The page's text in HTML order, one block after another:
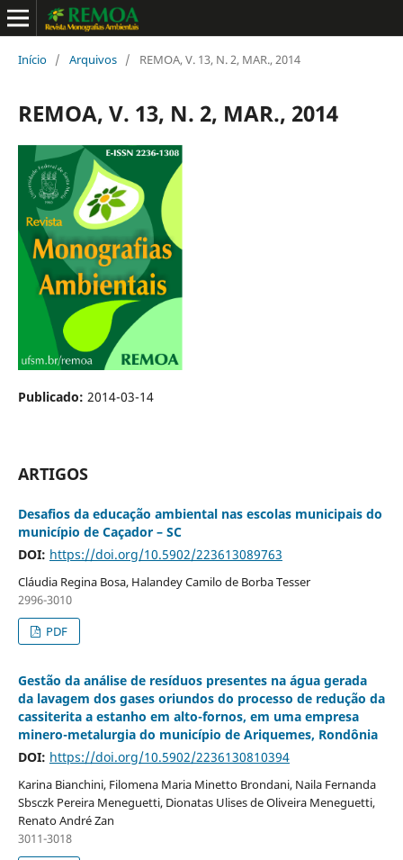
Início / Arquivos / REMOA, V. 13, N. 2, MAR., 2014
REMOA, V. 13, N. 2, MAR., 2014
Publicado: 2014-03-14
ARTIGOS
Desafios da educação ambiental nas escolas municipais do
município de Caçador – SC
DOI: https://doi.org/10.5902/223613089763
Cláudia Regina Bosa, Halandey Camilo de Borba Tesser
2996-3010
PDF
Gestão da análise de resíduos presentes na água gerada
da lavagem dos gases oriundos do processo de redução da
cassiterita a estanho em alto-fornos, em uma empresa
minero-metalurgia do município de Ariquemes, Rondônia
DOI: https://doi.org/10.5902/2236130810394
Karina Bianchini, Filomena Maria Minetto Brondani, Naila Fernanda
Sbsczk Pereira Meneguetti, Dionatas Ulises de Oliveira Meneguetti,
Renato André Zan
3011-3018